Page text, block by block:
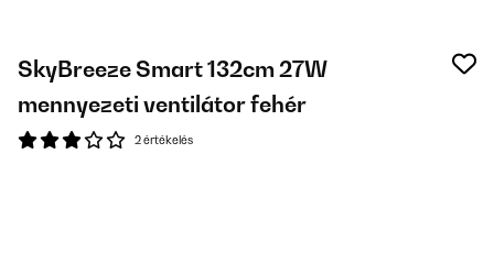
SkyBreeze Smart 132cm 27W
mennyezeti ventilátor fehér
2 értékelés